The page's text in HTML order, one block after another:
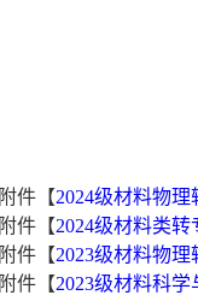
附件【2024级材料物
附件【2024级材料类转
附件【2023级材料物
附件【2023级材料科